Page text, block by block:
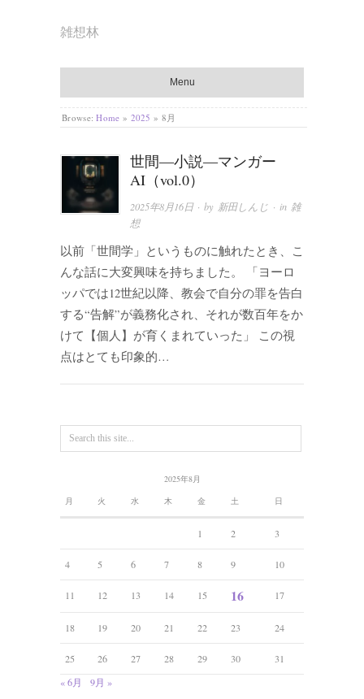
雑想林
Menu
Browse: Home » 2025 » 8月
世間―小説―マンガー
AI（vol.0）
2025年8月16日· by 新田しんじ · in 雑
想
以前「世間学」というものに触れたとき、こ
んな話に大変興味を持ちました。 「ヨーロ
ッパでは12世紀以降、教会で自分の罪を告白
する“告解”が義務化され、それが数百年をか
けて【個人】が育くまれていった」 この視
点はとても印象的…
2025年8月
月 火 水 木 金 土 日
1 2 3
4 5 6 7 8 9 10
11 12 13 14 15 16 17
18 19 20 21 22 23 24
25 26 27 28 29 30
31
« 6月
9月 »